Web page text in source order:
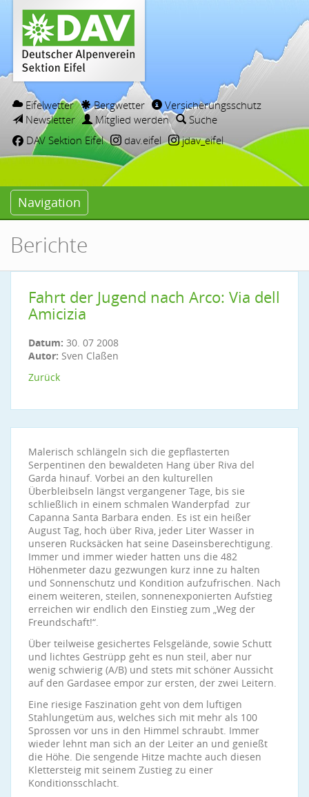
Eifelwetter Bergwetter
Versicherungsschutz
Newsletter
Mitglied werden
Suche
DAV Sektion Eifel
dav.eifel jdav_eifel
Navigation
Berichte
Fahrt der Jugend nach Arco: Via dell
Amicizia
Datum: 30. 07 2008
Autor: Sven Claßen
Zurück
Malerisch schlängeln sich die gepflasterten
Serpentinen den bewaldeten Hang über Riva del
Garda hinauf. Vorbei an den kulturellen
Überbleibseln längst vergangener Tage, bis sie
schließlich in einem schmalen Wanderpfad zur
Capanna Santa Barbara enden. Es ist ein heißer
August Tag, hoch über Riva, jeder Liter Wasser in
unseren Rucksäcken hat seine Daseinsberechtigung.
Immer und immer wieder hatten uns die 482
Höhenmeter dazu gezwungen kurz inne zu halten
und Sonnenschutz und Kondition aufzufrischen. Nach
einem weiteren, steilen, sonnenexponierten Aufstieg
erreichen wir endlich den Einstieg zum „Weg der
Freundschaft!“.
Über teilweise gesichertes Felsgelände, sowie Schutt
und lichtes Gestrüpp geht es nun steil, aber nur
wenig schwierig (A/B) und stets mit schöner Aussicht
auf den Gardasee empor zur ersten, der zwei Leitern.
Eine riesige Faszination geht von dem luftigen
Stahlungetüm aus, welches sich mit mehr als 100
Sprossen vor uns in den Himmel schraubt. Immer
wieder lehnt man sich an der Leiter an und genießt
die Höhe. Die sengende Hitze machte auch diesen
Klettersteig mit seinem Zustieg zu einer
Konditionsschlacht.